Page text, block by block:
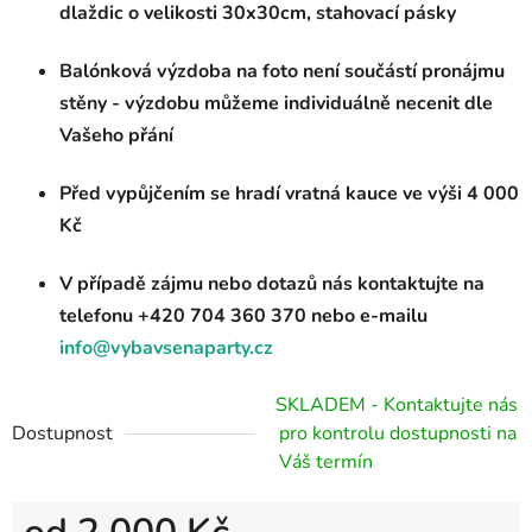
dlaždic o velikosti 30x30cm, stahovací pásky
Balónková výzdoba na foto není součástí pronájmu
stěny - výzdobu můžeme individuálně necenit dle
Vašeho přání
Před vypůjčením se hradí vratná kauce ve výši 4 000
Kč
V případě zájmu nebo dotazů nás kontaktujte na
telefonu +420 704 360 370 nebo e-mailu
info@vybavsenaparty.cz
Dostupnost
SKLADEM - Kontaktujte nás
pro kontrolu dostupnosti na
Váš termín